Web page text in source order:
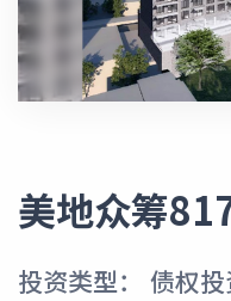
美地众筹
投资类型： 债权投